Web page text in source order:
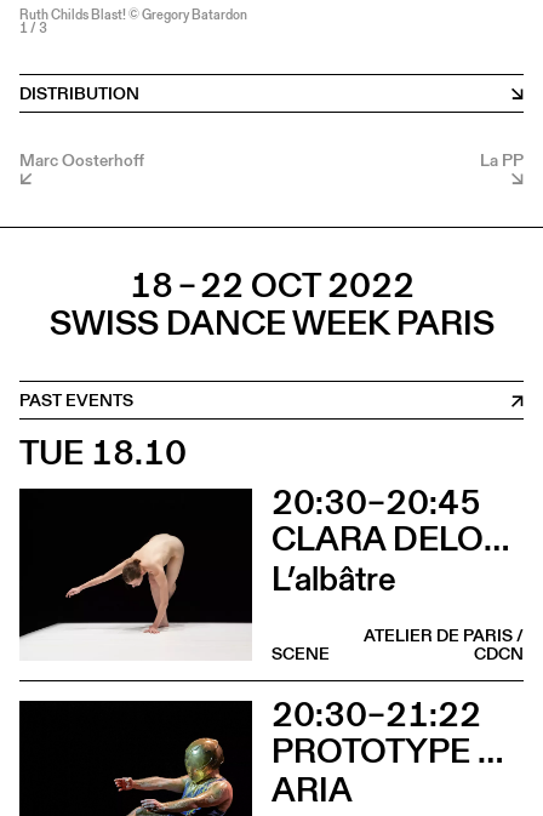
Ruth Childs Blast! © Gregory Batardon
1 / 3
DISTRIBUTION
Marc Oosterhoff La PP
18 – 22 OCT 2022
SWISS DANCE WEEK PARIS
PAST EVENTS
TUE 18.10
20:30–20:45
CLARA DELORME
L’albâtre
ATELIER DE PARIS /
CDCN
SCENE
20:30–21:22
PROTOTYPE STATUS – CIE JASMINE MORAND
ARIA